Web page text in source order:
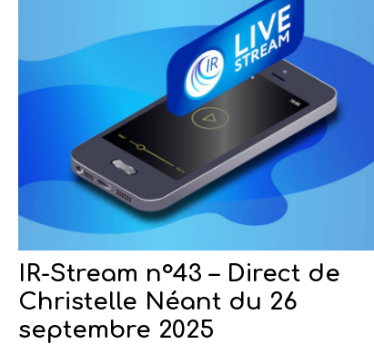
IR-Stream n°43 – Direct de
Christelle Néant du 26
septembre 2025